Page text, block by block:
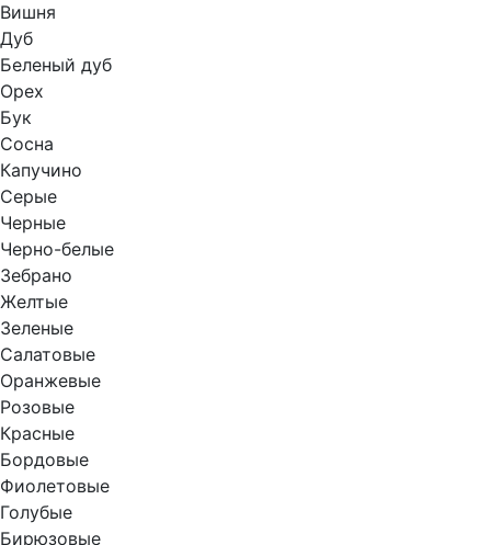
Вишня
Дуб
Беленый дуб
Орех
Бук
Сосна
Капучино
Серые
Черные
Черно-белые
Зебрано
Желтые
Зеленые
Салатовые
Оранжевые
Розовые
Красные
Бордовые
Фиолетовые
Голубые
Бирюзовые